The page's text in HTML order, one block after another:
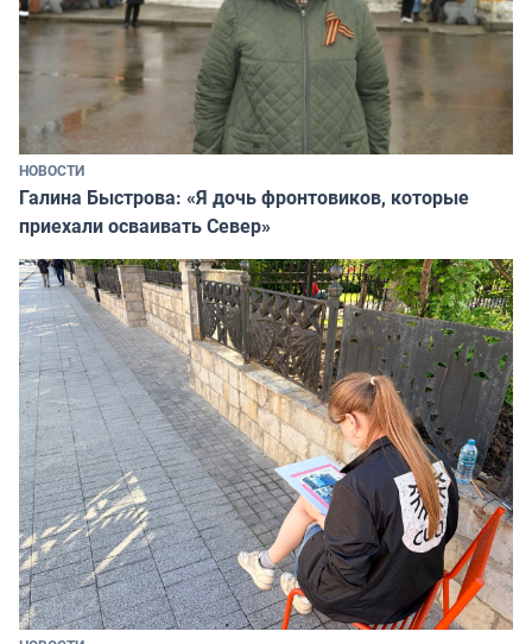
НОВОСТИ
Галина Быстрова: «Я дочь фронтовиков, которые
приехали осваивать Север»